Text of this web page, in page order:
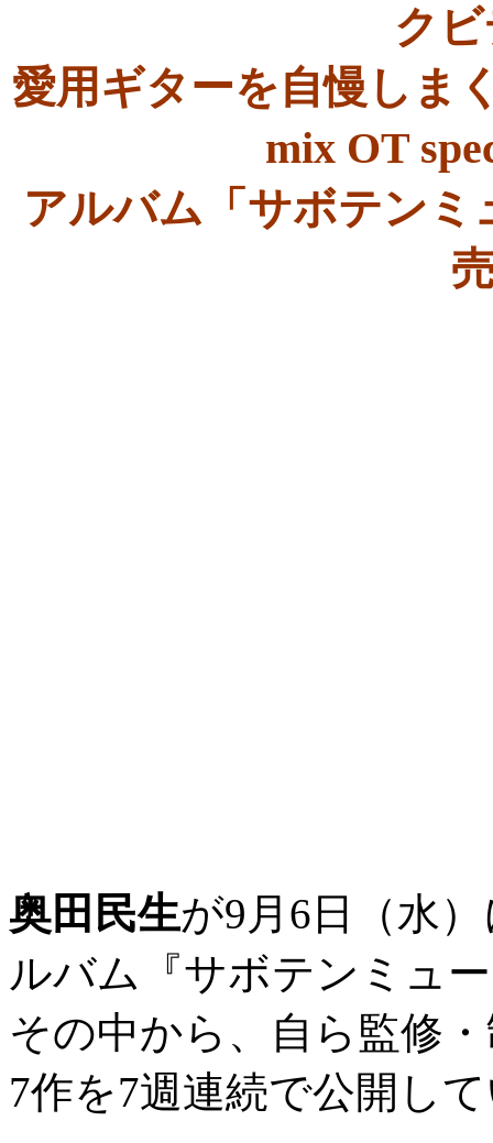
ク
愛用ギターを自慢しま
mix OT
アルバム「サボテン
奥田民生が9月6日（水
ルバム『サボテンミュ
その中から、自ら監修
7作を7週連続で公開し